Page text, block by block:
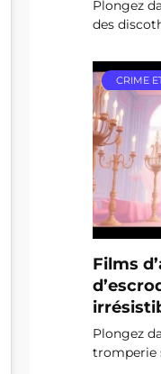
Plongez
des
CRIME
Films
Plongez
tromperie